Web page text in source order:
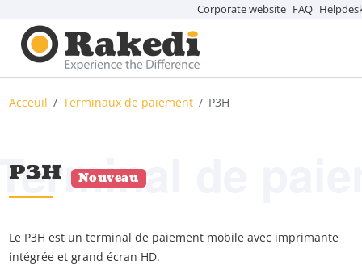
Corporate website FAQ
Acceuil Terminaux de paiement P3H
P3H Nouveau de
Le P3H est un terminal de paiement mobile avec imprimante
intégrée et grand écran HD.